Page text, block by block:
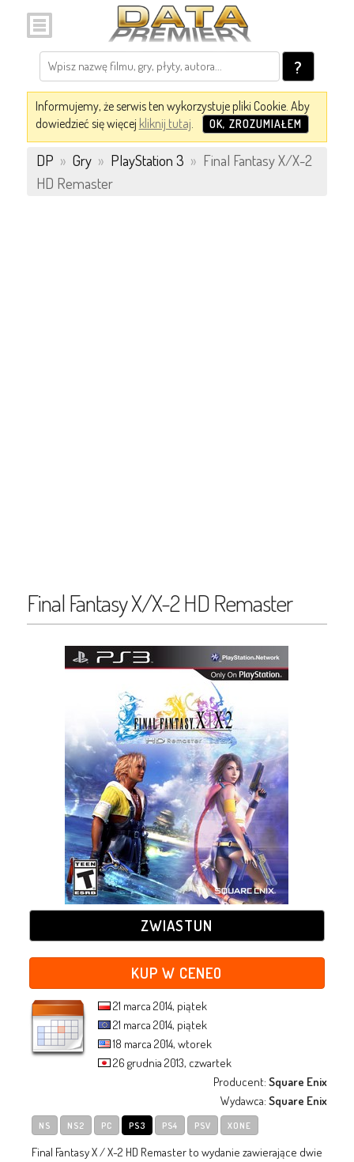
?
Informujemy, że serwis ten wykorzystuje pliki Cookie. Aby
dowiedzieć się więcej kliknij tutaj. OK, ZROZUMIAŁEM
DP » Gry » PlayStation 3 » Final Fantasy X/X-2
HD Remaster
Final Fantasy X/X-2 HD Remaster
ZWIASTUN
KUP W CENEO
21 marca 2014, piątek
21 marca 2014, piątek
18 marca 2014, wtorek
26 grudnia 2013, czwartek
Producent:Square Enix
Wydawca:Square Enix
NS NS2 PC PS3 PS4 PSV XONE
Final Fantasy X / X-2 HD Remaster to wydanie zawierające dwie